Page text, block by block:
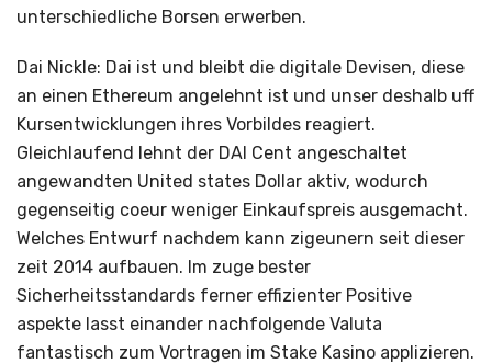
unterschiedliche Borsen erwerben.
Dai Nickle: Dai ist und bleibt die digitale Devisen, diese
an einen Ethereum angelehnt ist und unser deshalb uff
Kursentwicklungen ihres Vorbildes reagiert.
Gleichlaufend lehnt der DAI Cent angeschaltet
angewandten United states Dollar aktiv, wodurch
gegenseitig coeur weniger Einkaufspreis ausgemacht.
Welches Entwurf nachdem kann zigeunern seit dieser
zeit 2014 aufbauen. Im zuge bester
Sicherheitsstandards ferner effizienter Positive
aspekte lasst einander nachfolgende Valuta
fantastisch zum Vortragen im Stake Kasino applizieren.